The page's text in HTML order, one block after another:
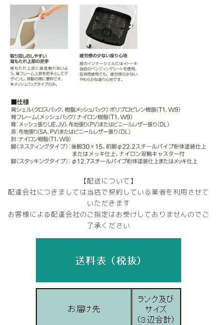
【配送について】
配達会社につきましては当店で契約している業者を利用させて
いただきます
お客様による配達会社のご指定はお受けしておりませんのでご
了承ください